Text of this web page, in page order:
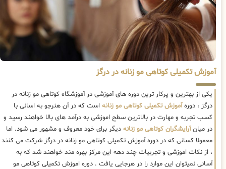
آموزش تکمیلی کوتاهی مو زنانه در درگز
یکی از بهترین و پرکار ترین دوره های آموزشی در آموزشگاه کوتاهی مو زنانه در
درگز ، دورهآموزش تکمیلی کوتاهی مو زنانهاست که در آن هنرجو به اسانی با
کسب تجربه و مهارت در بالاترین سطح اموزشی به درآمد های بالا خواهند رسید و
در میانآرایشگران کوتاهی مو زنانهدیگر برای خود معروف و مشهور می شود. اما
معمولا کسانی که در دوره آموزش تکمیلی کوتاهی مو زنانه در درگز شرکت می کنند
، از نکات اموزشی و تجربیات چند دهه این مرکز بهره مند خواهند شد که به
آسانی نمیتوان این موارد را در هرجایی یافت . دوره اموزش تکمیلی کوتاهی مو